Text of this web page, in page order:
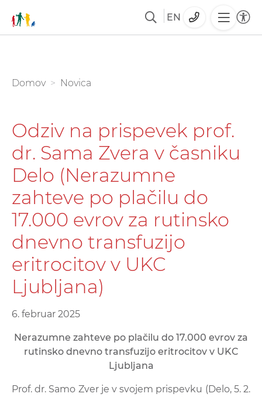
glavno
EN
You are here:
Domov Novica
Odziv na prispevek prof.
dr. Sama Zvera v časniku
Delo (Nerazumne
zahteve po plačilu do
17.000 evrov za rutinsko
dnevno transfuzijo
eritrocitov v UKC
Ljubljana)
6. februar 2025
Nerazumne zahteve po plačilu do 17.000 evrov za
rutinsko dnevno transfuzijo eritrocitov v UKC
Ljubljana
Prof. dr. Samo Zver je v svojem prispevku (Delo, 5. 2.